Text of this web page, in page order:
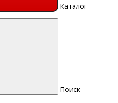
Каталог
Поиск